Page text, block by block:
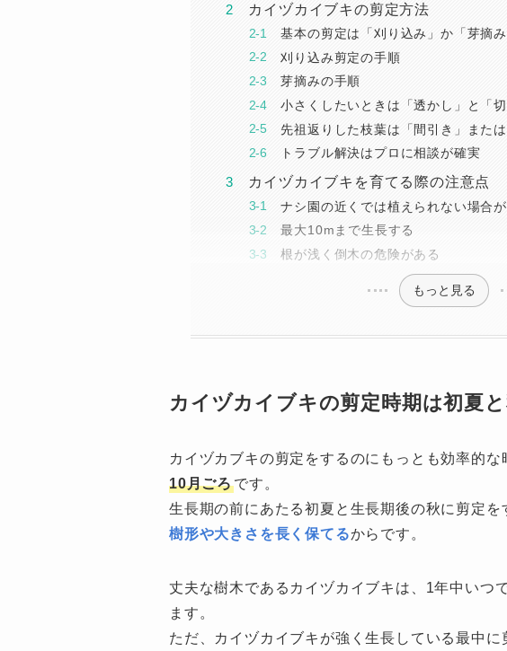
カイヅカイブキの剪定方法
基本の剪定は「刈り込み」か「芽摘み
刈り込み剪定の手順
芽摘みの手順
小さくしたいときは「透かし」と「切
先祖返りした枝葉は「間引き」また
トラブル解決はプロに相談が確実
カイヅカイブキを育てる際の注意点
ナシ園の近くでは植えられない場合
最大10mまで生長する
根が浅く倒木の危険がある
もっと見る
カイヅカイブキの剪定時期は初夏
カイヅカブキの剪定をするのにもっとも効率的な
10月ごろです。
生長期の前にあたる初夏と生長期後の秋に剪定を
樹形や大きさを長く保てるからです。
丈夫な樹木であるカイヅカイブキは、1年中いつ
ます。
ただ、カイヅカイブキが強く生長している最中